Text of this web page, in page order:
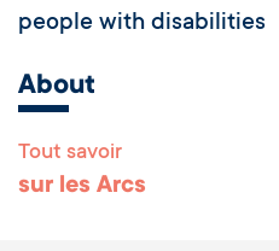
people with disabilities
About
Tout savoir
sur les Arcs